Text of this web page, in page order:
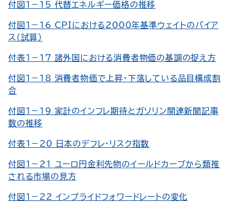
付図１－15 代替エネルギー価格の推移
付図１－16 CPIにおける2000年基準ウェイトのバイア
ス（試算）
付表１－17 諸外国における消費者物価の基調の捉え方
付図１－18 消費者物価で上昇・下落している品目構成割
合
付図１－19 家計のインフレ期待とガソリン関連新聞記事
数の推移
付表１－20 日本のデフレ・リスク指数
付図１－21 ユーロ円金利先物のイールドカーブから類推
される市場の見方
付図１－22 インプライドフォワードレートの変化